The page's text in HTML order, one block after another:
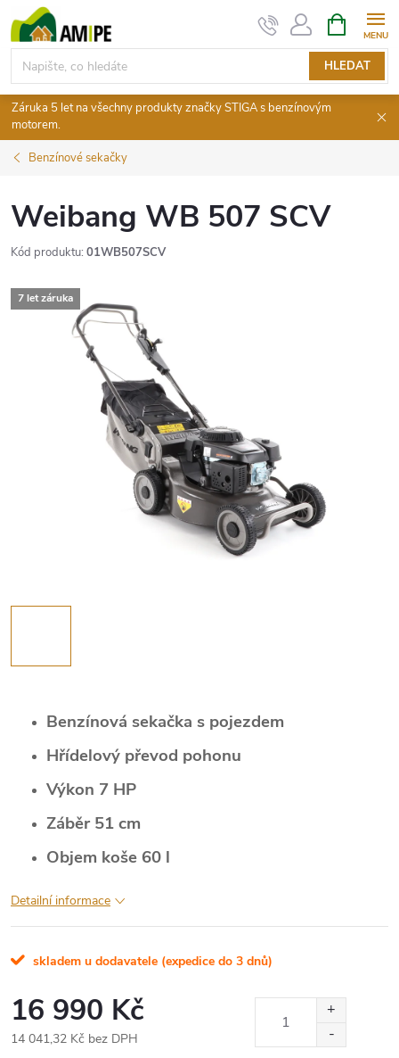
na
obsah
HLEDAT
NÁKUPNÍ
KOŠÍK
Záruka 5 let na všechny produkty značky STIGA s benzínovým
motorem.
Benzínové sekačky
Weibang WB 507 SCV
Kód produktu: 01WB507SCV
7 let záruka
Benzínová sekačka s pojezdem
Hřídelový převod pohonu
Výkon 7 HP
Záběr 51 cm
Objem koše 60 l
Detailní informace
skladem u dodavatele (expedice do 3 dnů)
16 990 Kč
14 041,32 Kč bez DPH